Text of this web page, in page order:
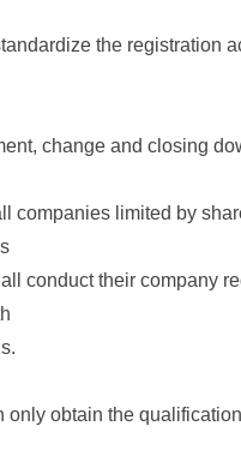
the registration
change and closing
companies limited by
conduct their company
obtain the